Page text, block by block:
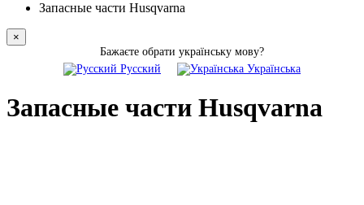
Запасные части Husqvarna
×
Бажаєте обрати українську мову?
Русский
Українська
Запасные части Husqvarna